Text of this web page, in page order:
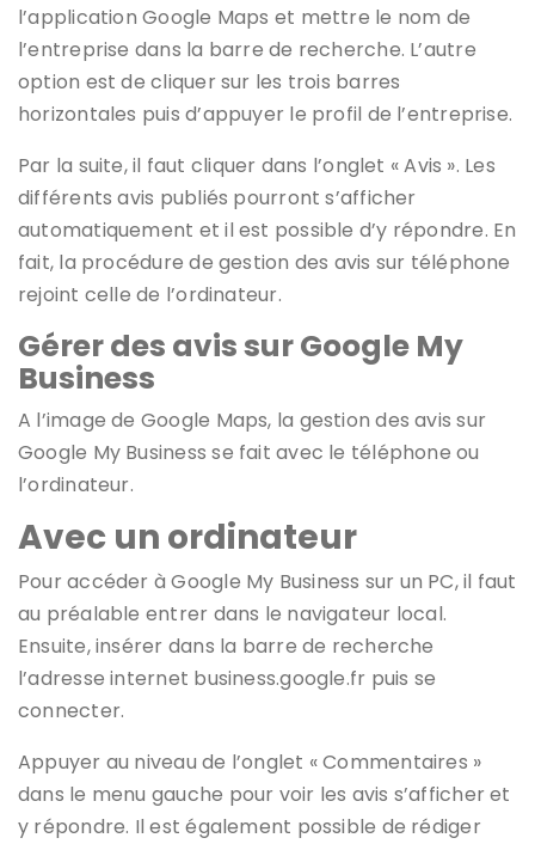
l’application Google Maps et mettre le nom de
l’entreprise dans la barre de recherche. L’autre
option est de cliquer sur les trois barres
horizontales puis d’appuyer le profil de l’entreprise.
Par la suite, il faut cliquer dans l’onglet « Avis ». Les
différents avis publiés pourront s’afficher
automatiquement et il est possible d’y répondre. En
fait, la procédure de gestion des avis sur téléphone
rejoint celle de l’ordinateur.
Gérer des avis sur Google My
Business
A l’image de Google Maps, la gestion des avis sur
Google My Business se fait avec le téléphone ou
l’ordinateur.
Avec un ordinateur
Pour accéder à Google My Business sur un PC, il faut
au préalable entrer dans le navigateur local.
Ensuite, insérer dans la barre de recherche
l’adresse internet business.google.fr puis se
connecter.
Appuyer au niveau de l’onglet « Commentaires »
dans le menu gauche pour voir les avis s’afficher et
y répondre. Il est également possible de rédiger